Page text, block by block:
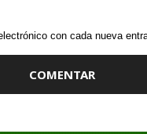
con cada nueva